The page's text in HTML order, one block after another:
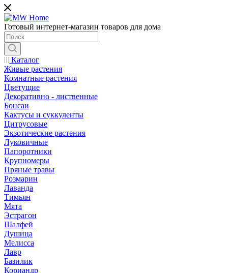
Готовый интернет-магазин товаров для дома
Каталог
Живые растения
Комнатные растения
Цветущие
Декоративно - лиственные
Бонсаи
Кактусы и суккуленты
Цитрусовые
Экзотические растения
Луковичные
Папоротники
Крупномеры
Пряные травы
Розмарин
Лаванда
Тимьян
Мята
Эстрагон
Шалфей
Душица
Мелисса
Лавр
Базилик
Кориандр